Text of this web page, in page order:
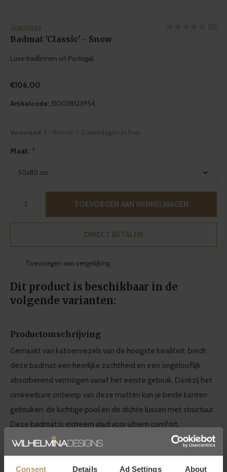
Consent Details Ad Settings About
Graccioza (0)
Badmat 'Classic' - Snow
Luxe badlinnen uit Portugal.
€106,00
Artikelcode: 310038123954
Voorraad: 1 - Binnen 1-2 werkdagen in huis
Maat: *
TOEVOEGEN AAN WINKELWAGEN
DIRECT BETALEN
Toevoegen aan vergelijking
Dit product is beschikbaar in de
volgende varianten:
Productomschrijving
Gemaakt van katoenvezels van de hoogste kwaliteit, biedt
deze badmat een heerlijke zachtheid en een ongelooflijk
absorberend vermogen vanaf het eerste gebruik. Dankzij het
omkeerbare ontwerp van deze matten kun je beide kanten
gebruiken: de luchtige pool en de dichte lussen met structuur.
Deze badmat is extreem glad voor ultiem comfort.
Graccioza badtextiel collectie